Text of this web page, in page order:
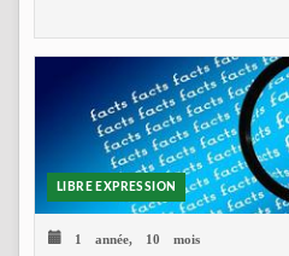
LIBRE EXPRESSION
1 année, 10 mois